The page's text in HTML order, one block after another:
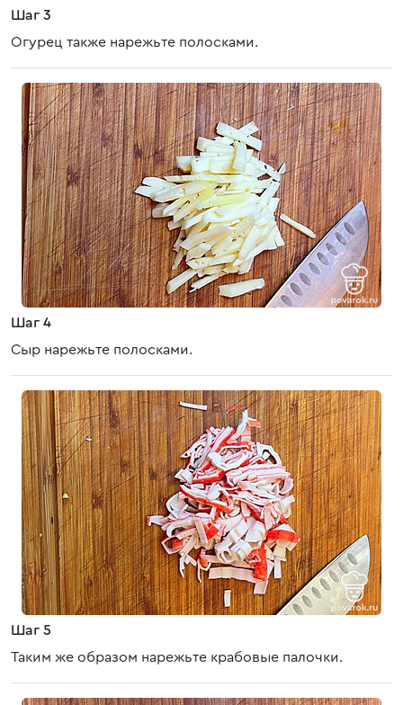
Шаг 3
Огурец также нарежьте полосками.
Шаг 4
Сыр нарежьте полосками.
Шаг 5
Таким же образом нарежьте крабовые палочки.